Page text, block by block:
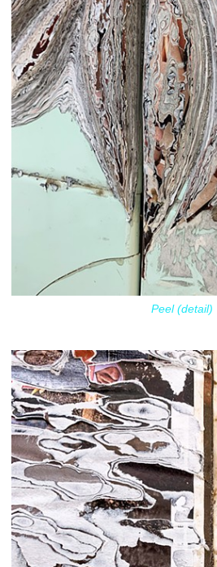
Peel (detail)